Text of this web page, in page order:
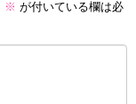
※ が付いている欄は必